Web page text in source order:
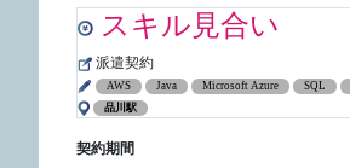
スキル見合い
派遣契約
AWS Java Microsoft Azure SQL
品川駅
契約期間